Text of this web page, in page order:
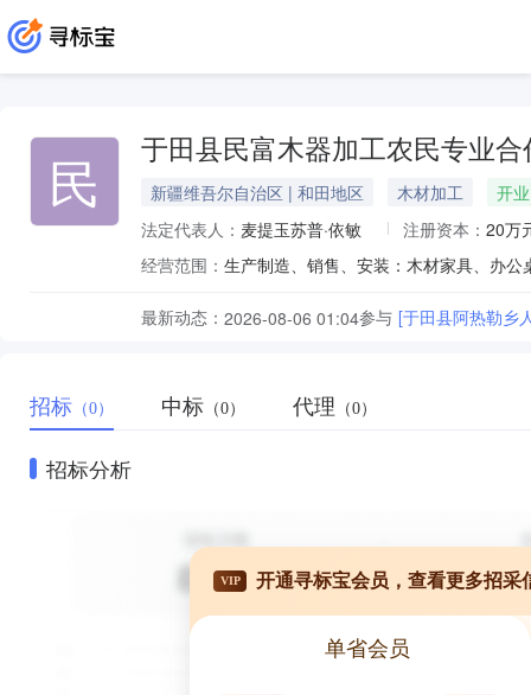
民 于田县民富木器加工农民专业合
新疆维吾尔自治区 | 和田地区 木材加工
开业
法定代表人： 麦提玉苏普·依敏 注册资本： 20万
经营范围： 生产制造、销售、安装：木材家具、办
最新动态： 2026-08-06 01:04参与 [于田县阿热勒乡
招标 （0） 中标 （0） 代理 （0）
招标分析
VIP 开通寻标宝会员，查看更多招采
单省会员